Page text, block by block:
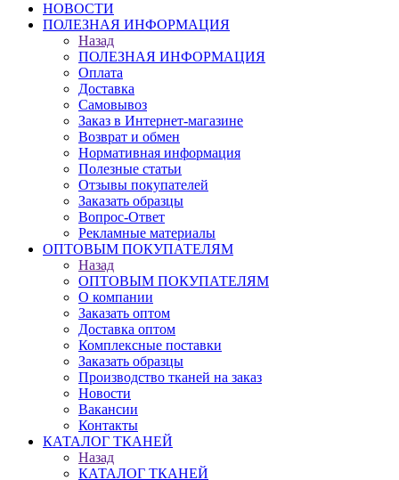
НОВОСТИ
ПОЛЕЗНАЯ ИНФОРМАЦИЯ
Назад
ПОЛЕЗНАЯ ИНФОРМАЦИЯ
Оплата
Доставка
Самовывоз
Заказ в Интернет-магазине
Возврат и обмен
Нормативная информация
Полезные статьи
Отзывы покупателей
Заказать образцы
Вопрос-Ответ
Рекламные материалы
ОПТОВЫМ ПОКУПАТЕЛЯМ
Назад
ОПТОВЫМ ПОКУПАТЕЛЯМ
О компании
Заказать оптом
Доставка оптом
Комплексные поставки
Заказать образцы
Производство тканей на заказ
Новости
Вакансии
Контакты
КАТАЛОГ ТКАНЕЙ
Назад
КАТАЛОГ ТКАНЕЙ